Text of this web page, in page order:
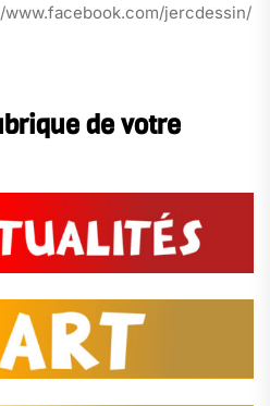
www.facebook.com/jercdessin/
de votre